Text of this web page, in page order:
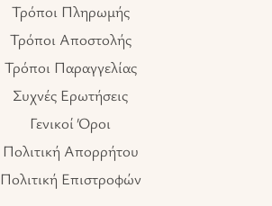
Τρόποι Πληρωμής
Τρόποι Αποστολής
Τρόποι Παραγγελίας
Συχνές Ερωτήσεις
Γενικοί Όροι
Πολιτική Απορρήτου
Πολιτική Επιστροφών